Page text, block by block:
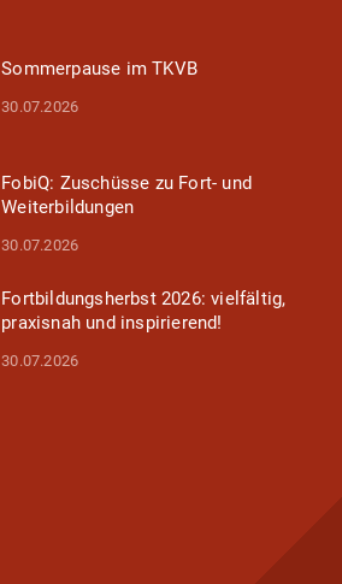
Sommerpause im TKVB
30.07.2026
FobiQ: Zuschüsse zu Fort- und
Weiterbildungen
30.07.2026
Fortbildungsherbst 2026: vielfältig,
praxisnah und inspirierend!
30.07.2026